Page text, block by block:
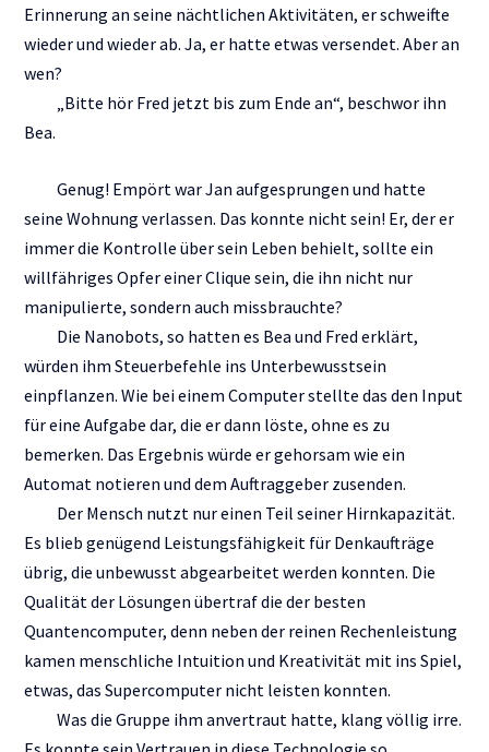
Erinnerung an seine nächtlichen Aktivitäten, er schweifte
wieder und wieder ab. Ja, er hatte etwas versendet. Aber an
wen?
„Bitte hör Fred jetzt bis zum Ende an“, beschwor ihn
Bea.
Genug! Empört war Jan aufgesprungen und hatte
seine Wohnung verlassen. Das konnte nicht sein! Er, der er
immer die Kontrolle über sein Leben behielt, sollte ein
willfähriges Opfer einer Clique sein, die ihn nicht nur
manipulierte, sondern auch missbrauchte?
Die Nanobots, so hatten es Bea und Fred erklärt,
würden ihm Steuerbefehle ins Unterbewusstsein
einpflanzen. Wie bei einem Computer stellte das den Input
für eine Aufgabe dar, die er dann löste, ohne es zu
bemerken. Das Ergebnis würde er gehorsam wie ein
Automat notieren und dem Auftraggeber zusenden.
Der Mensch nutzt nur einen Teil seiner Hirnkapazität.
Es blieb genügend Leistungsfähigkeit für Denkaufträge
übrig, die unbewusst abgearbeitet werden konnten. Die
Qualität der Lösungen übertraf die der besten
Quantencomputer, denn neben der reinen Rechenleistung
kamen menschliche Intuition und Kreativität mit ins Spiel,
etwas, das Supercomputer nicht leisten konnten.
Was die Gruppe ihm anvertraut hatte, klang völlig irre.